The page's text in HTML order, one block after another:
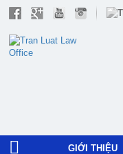
GIỚI THIỆU